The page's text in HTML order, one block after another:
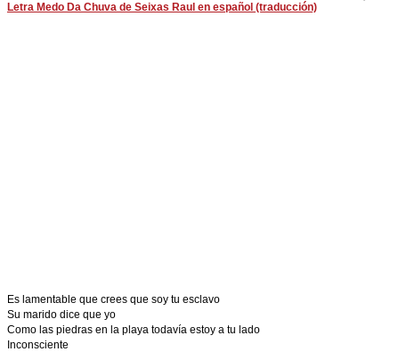
Letra Medo Da Chuva de Seixas Raul en español (traducción)
Es lamentable que crees que soy tu esclavo
Su marido dice que yo
Como las piedras en la playa todavía estoy a tu lado
Inconsciente